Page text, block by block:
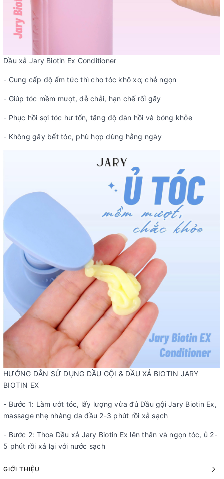
Dầu xả Jary Biotin Ex Conditioner
- Cung cấp độ ẩm tức thì cho tóc khô xơ, chẻ ngọn
- Giúp tóc mềm mượt, dễ chải, hạn chế rối gãy
- Phục hồi sợi tóc hư tổn, tăng độ đàn hồi và bóng khỏe
- Không gây bết tóc, phù hợp dùng hằng ngày
HƯỚNG DẪN SỬ DỤNG DẦU GỘI & DẦU XẢ BIOTIN JARY
BIOTIN EX
- Bước 1: Làm ướt tóc, lấy lượng vừa đủ Dầu gội Jary Biotin Ex,
massage nhẹ nhàng da đầu 2-3 phút rồi xả sạch
- Bước 2: Thoa Dầu xả Jary Biotin Ex lên thân và ngọn tóc, ủ 2-
5 phút rồi xả lại với nước sạch
GIỚI THIỆU